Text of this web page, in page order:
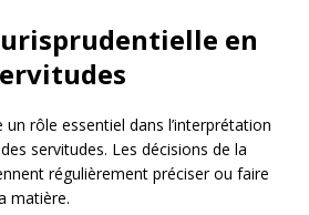
en
un rôle essentiel dans l’interprétation
servitudes. Les décisions de la
régulièrement préciser ou faire
matière.